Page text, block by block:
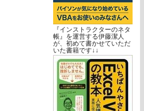
『インストラクターのネタ
帳』を運営する伊藤潔人
が、初めて書かせていただ
いた書籍です↓↓